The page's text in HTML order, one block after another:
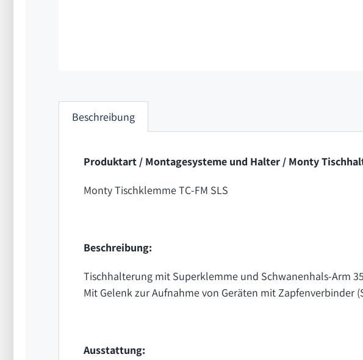
Beschreibung
Produktart / Montagesysteme und Halter / Monty
Monty Tischklemme TC-FM SLS
Beschreibung:
Tischhalterung mit Superklemme und Schwanenhals-Arm
Mit Gelenk zur Aufnahme von Geräten mit Zapfenverbinder
Ausstattung: